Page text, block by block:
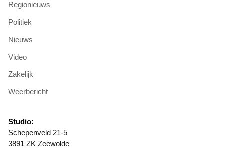
Regionieuws
Politiek
Nieuws
Video
Zakelijk
Weerbericht
Studio:
Schepenveld 21-5
3891 ZK Zeewolde